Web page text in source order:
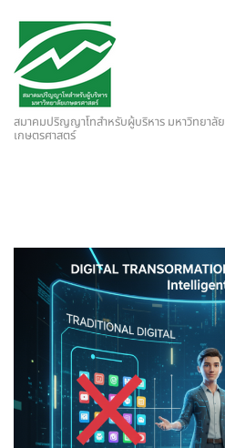
สมาคมปริญญาโทสำหรับผู้บริหาร มหาวิทยาลัย
เกษตรศาสตร์